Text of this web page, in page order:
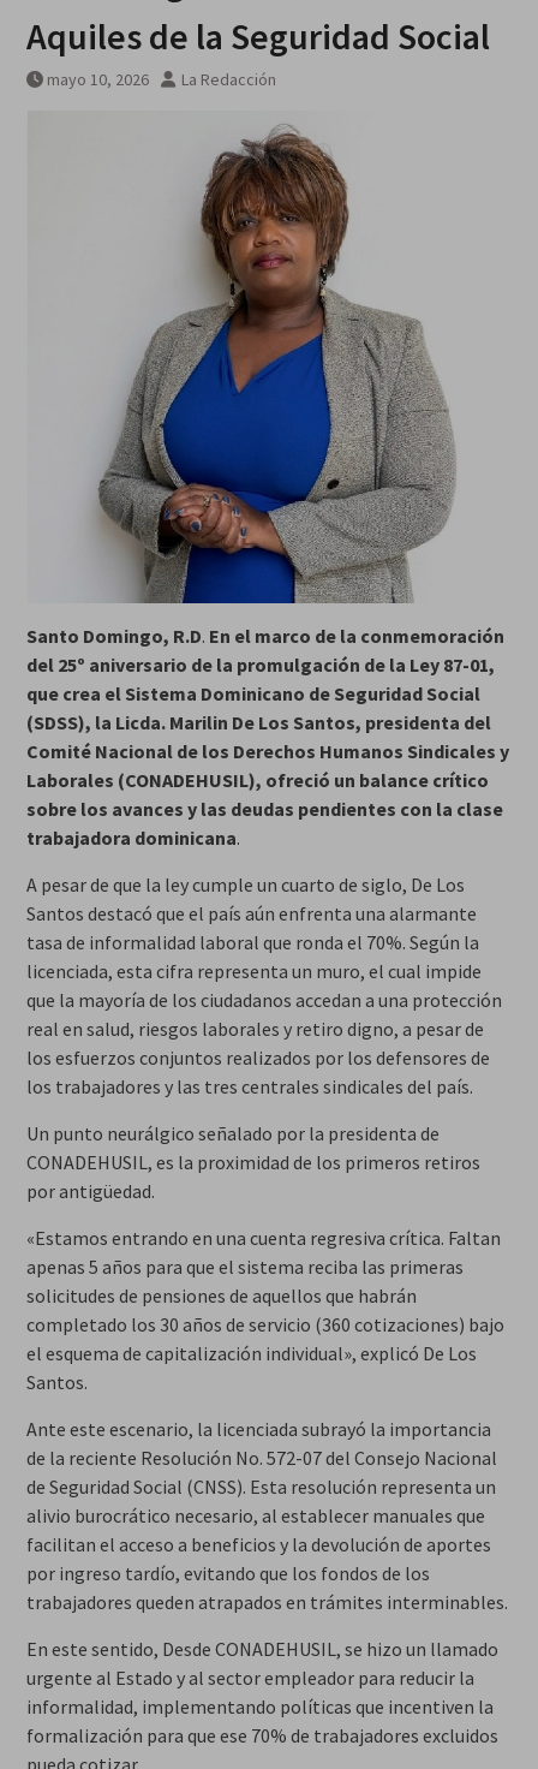
Aquiles de la Seguridad Social
mayo 10, 2026 La Redacción
Santo Domingo, R.D. En el marco de la conmemoración
del 25º aniversario de la promulgación de la Ley 87-01,
que crea el Sistema Dominicano de Seguridad Social
(SDSS), la Licda. Marilin De Los Santos, presidenta del
Comité Nacional de los Derechos Humanos Sindicales y
Laborales (CONADEHUSIL), ofreció un balance crítico
sobre los avances y las deudas pendientes con la clase
trabajadora dominicana.
A pesar de que la ley cumple un cuarto de siglo, De Los
Santos destacó que el país aún enfrenta una alarmante
tasa de informalidad laboral que ronda el 70%. Según la
licenciada, esta cifra representa un muro, el cual impide
que la mayoría de los ciudadanos accedan a una protección
real en salud, riesgos laborales y retiro digno, a pesar de
los esfuerzos conjuntos realizados por los defensores de
los trabajadores y las tres centrales sindicales del país.
Un punto neurálgico señalado por la presidenta de
CONADEHUSIL, es la proximidad de los primeros retiros
por antigüedad.
«Estamos entrando en una cuenta regresiva crítica. Faltan
apenas 5 años para que el sistema reciba las primeras
solicitudes de pensiones de aquellos que habrán
completado los 30 años de servicio (360 cotizaciones) bajo
el esquema de capitalización individual», explicó De Los
Santos.
Ante este escenario, la licenciada subrayó la importancia
de la reciente Resolución No. 572-07 del Consejo Nacional
de Seguridad Social (CNSS). Esta resolución representa un
alivio burocrático necesario, al establecer manuales que
facilitan el acceso a beneficios y la devolución de aportes
por ingreso tardío, evitando que los fondos de los
trabajadores queden atrapados en trámites interminables.
En este sentido, Desde CONADEHUSIL, se hizo un llamado
urgente al Estado y al sector empleador para reducir la
informalidad, implementando políticas que incentiven la
formalización para que ese 70% de trabajadores excluidos